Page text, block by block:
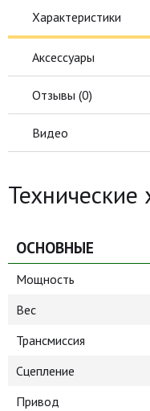
Характеристики
Аксессуары
Отзывы (0)
Видео
Технические
ОСНОВНЫЕ
Мощность
Вес
Трансмиссия
Сцепление
Привод